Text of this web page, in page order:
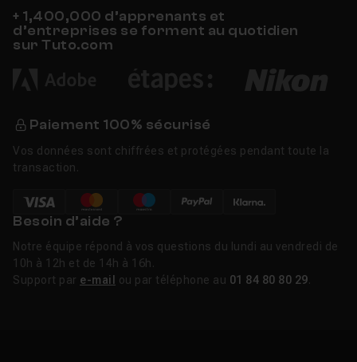
+ 1,400,000 d’apprenants et
d’entreprises se forment au quotidien
sur Tuto.com
Paiement 100% sécurisé
Vos données sont chiffrées et protégées pendant toute la
transaction.
Besoin d’aide ?
Notre équipe répond à vos questions du lundi au vendredi de
10h à 12h et de 14h à 16h.
Support par e-mail ou par téléphone au 01 84 80 80 29